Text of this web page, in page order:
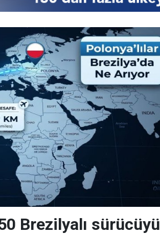
Brezilyalı sürücüyü